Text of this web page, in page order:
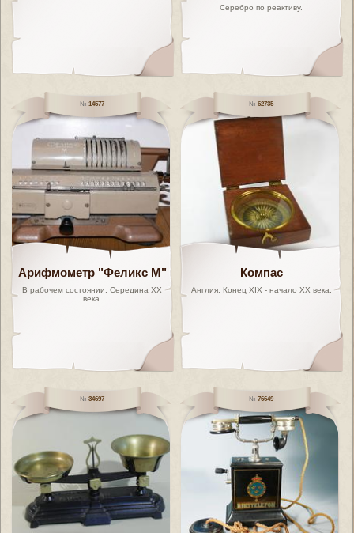
Серебро по реактиву.
14577
Арифмометр "Феликс М"
В рабочем состоянии. Середина ХХ
века.
62735
Компас
Англия. Конец XIX - начало ХХ века.
34697 76649